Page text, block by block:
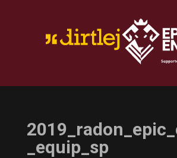
_equip_sp